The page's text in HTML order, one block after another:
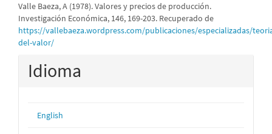
Valle Baeza, A (1978). Valores y precios de producción.
Investigación Económica, 146, 169-203. Recuperado de
https://vallebaeza.wordpress.com/publicaciones/especializadas/
del-valor/
Idioma
English